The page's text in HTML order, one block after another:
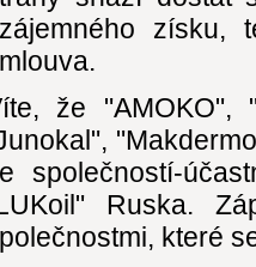
získu,
že "AMOKO",
společností-
Ruska.
které